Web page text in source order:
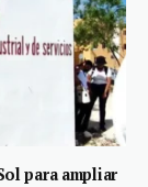
para ampliar